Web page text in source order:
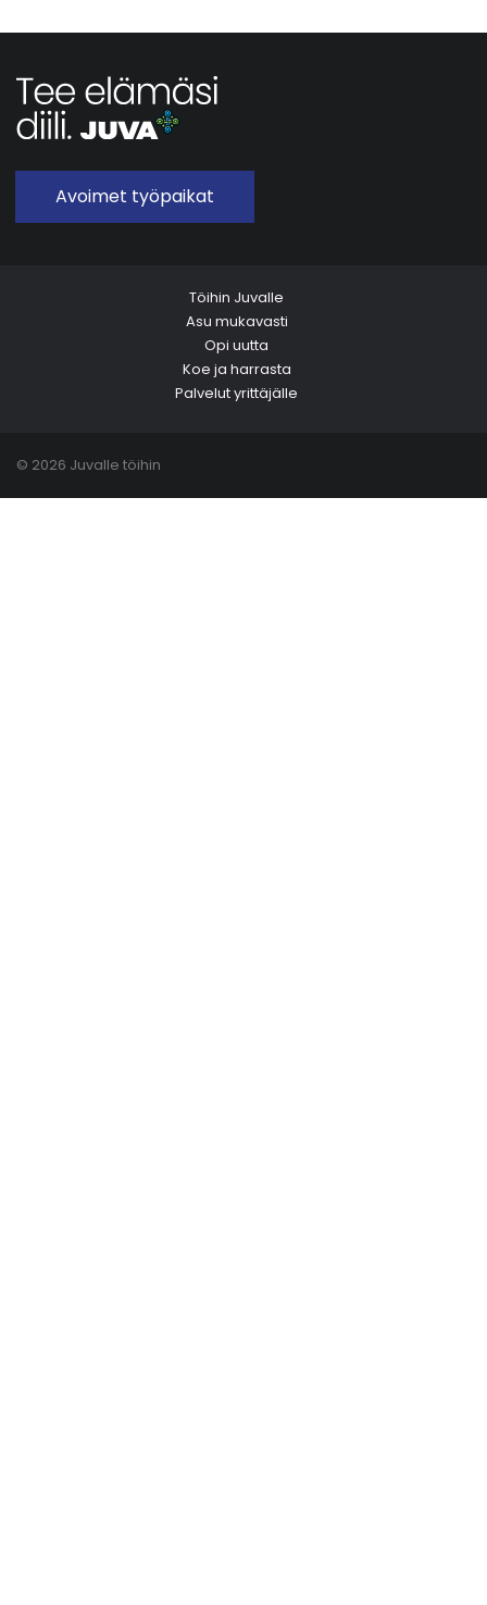
Avoimet työpaikat
Töihin Juvalle
Asu mukavasti
Opi uutta
Koe ja harrasta
Palvelut yrittäjälle
© 2026 Juvalle töihin